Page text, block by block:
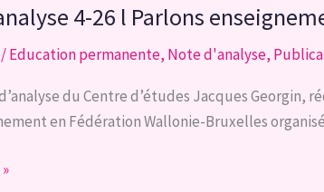
4-26 l Parlons
/Education permanente, Note d'analyse,
du Centre d’études Jacques Georgin,
en Fédération Wallonie-Bruxelles